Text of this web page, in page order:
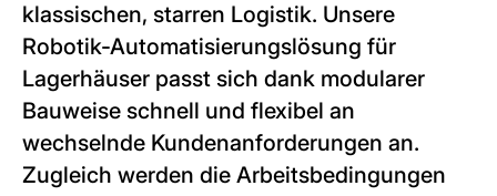
klassischen, starren Logistik. Unsere
Robotik-Automatisierungslösung für
Lagerhäuser passt sich dank modularer
Bauweise schnell und flexibel an
wechselnde Kundenanforderungen an.
Zugleich werden die Arbeitsbedingungen